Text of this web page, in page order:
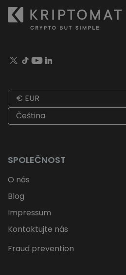
€ EUR
Čeština
SPOLEČNOST
O nás
Blog
Impressum
Kontaktujte nás
Fraud prevention